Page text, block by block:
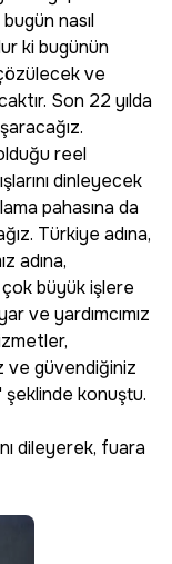
nasıl
ki bugünün
ve
Son 22 yılda
reel
dinleyecek
pahasına da
Türkiye adına,
adına,
büyük işlere
ve yardımcımız
ve güvendiğiniz
konuştu.
dileyerek, fuara